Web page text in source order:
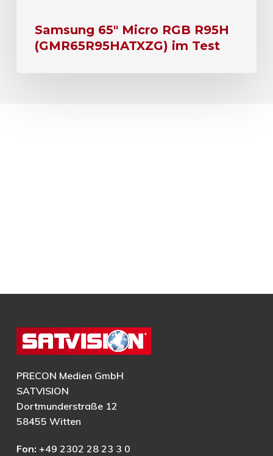
Samsung 65″ Micro RGB R95H
(GMR65R95HATXZG) im Test
PRECON Medien GmbH
SATVISION
Dortmunderstraße 12
58455 Witten
Fon: +49 2302 28 23 3 0